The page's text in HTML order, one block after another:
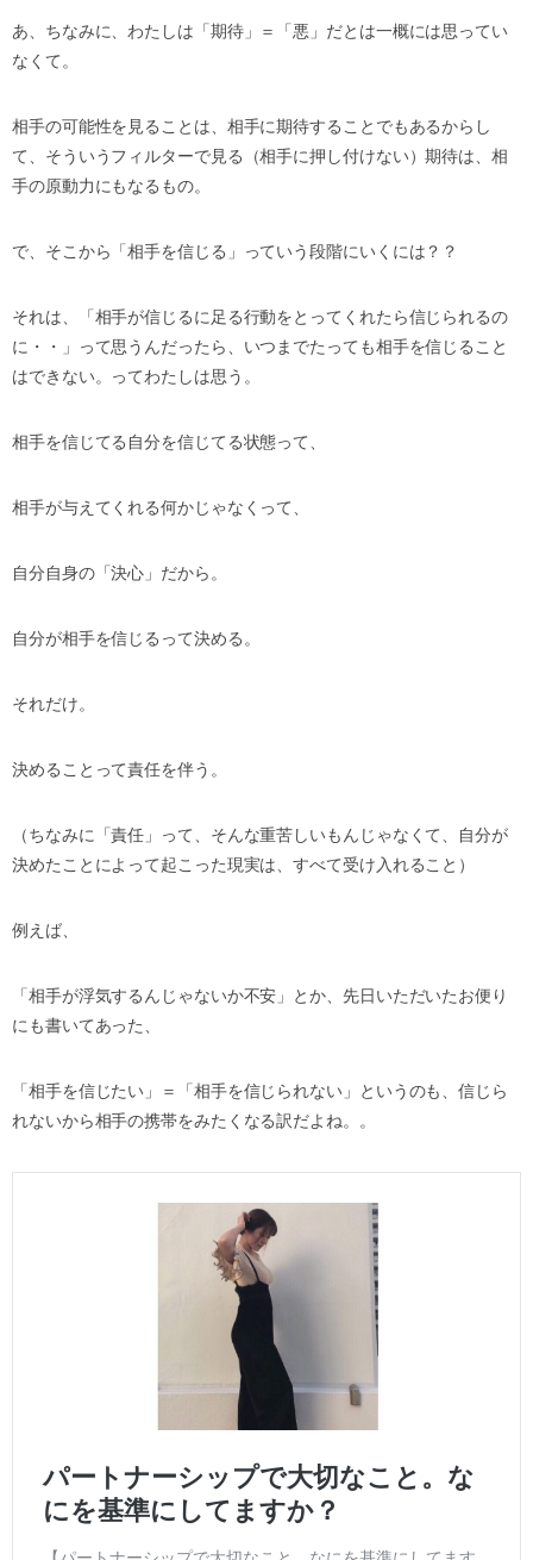
あ、ちなみに、わたしは「期待」＝「悪」だとは一概には思ってい
なくて。
相手の可能性を見ることは、相手に期待することでもあるからし
て、そういうフィルターで見る（相手に押し付けない）期待は、相
手の原動力にもなるもの。
で、そこから「相手を信じる」っていう段階にいくには？？
それは、「相手が信じるに足る行動をとってくれたら信じられるの
に・・」って思うんだったら、いつまでたっても相手を信じること
はできない。ってわたしは思う。
相手を信じてる自分を信じてる状態って、
相手が与えてくれる何かじゃなくって、
自分自身の「決心」だから。
自分が相手を信じるって決める。
それだけ。
決めることって責任を伴う。
（ちなみに「責任」って、そんな重苦しいもんじゃなくて、自分が
決めたことによって起こった現実は、すべて受け入れること）
例えば、
「相手が浮気するんじゃないか不安」とか、先日いただいたお便り
にも書いてあった、
「相手を信じたい」＝「相手を信じられない」というのも、信じら
れないから相手の携帯をみたくなる訳だよね。。